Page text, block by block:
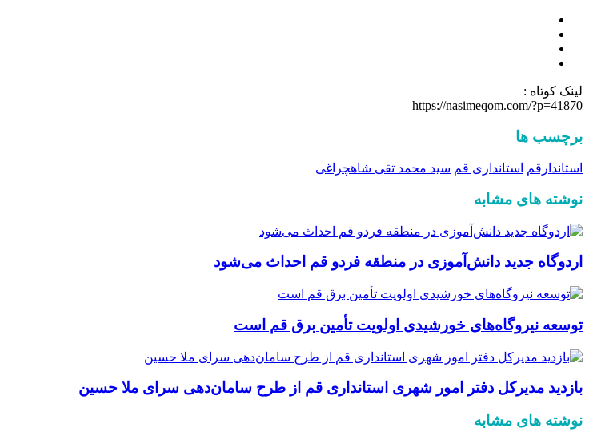
لینک کوتاه :
https://nasimeqom.com/?p=41870
برچسب ها
استاندارقم استانداری قم سید محمد تقی شاهچراغی
نوشته های مشابه
اردوگاه جدید دانش‌آموزی در منطقه فردو قم احداث می‌شود
توسعه نیروگاه‌های خورشیدی اولویت تأمین برق قم است
بازدید مدیرکل دفتر امور شهری استانداری قم از طرح سامان‌دهی سرای ملا حسین
نوشته های مشابه